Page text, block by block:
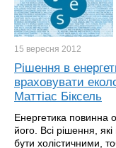
15 вересня 2012
Рішення в
враховувати
Маттіас Біксель
Енергетика повинна
його. Всі рішення,
бути холістичними,